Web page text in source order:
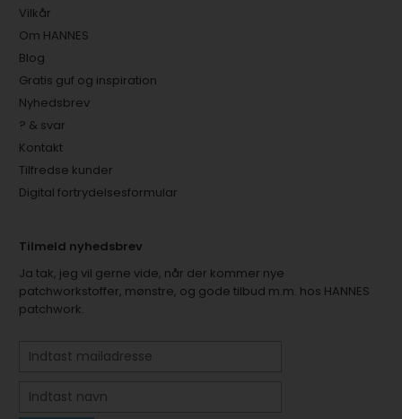
Vilkår
Om HANNES
Blog
Gratis guf og inspiration
Nyhedsbrev
? & svar
Kontakt
Tilfredse kunder
Digital fortrydelsesformular
Tilmeld nyhedsbrev
Ja tak, jeg vil gerne vide, når der kommer nye
patchworkstoffer, mønstre, og gode tilbud m.m. hos HANNES
patchwork.